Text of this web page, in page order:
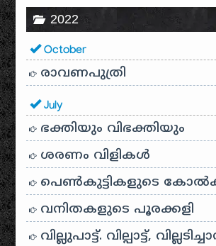
2022
October
രാവണപുത്രി
July
ഭക്തിയും വിഭക്തിയും
ശരണം വിളികൾ
പെൺകുട്ടികളുടെ
വനിതകളുടെ പൂരക്കളി
വില്ലുപാട്ട്. വില്പാട്ട്,